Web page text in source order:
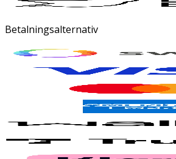
Betalningsalternativ